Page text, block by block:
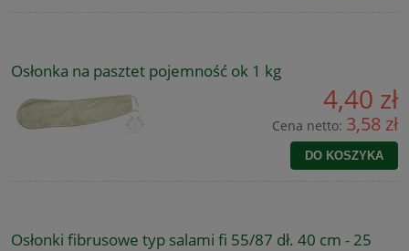
Osłonka na pasztet pojemność ok 1 kg
4,40 zł
Cena netto: 3,58 zł
DO KOSZYKA
Osłonki fibrusowe typ salami fi 55/87 dł. 40 cm - 25